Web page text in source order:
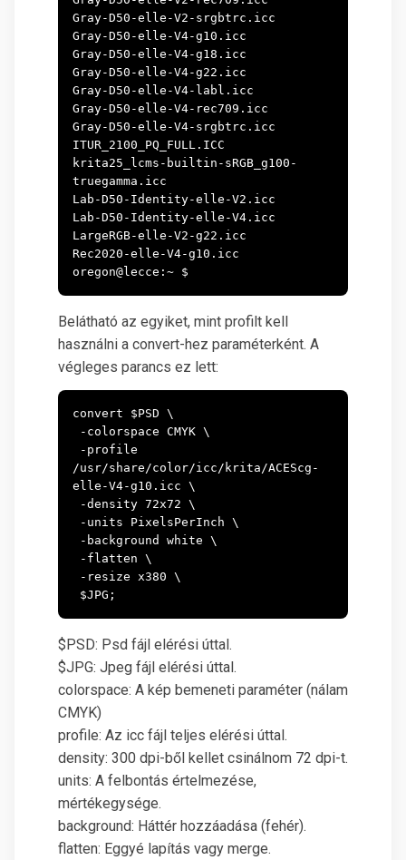
Gray-D50-elle-V2-srgbtrc.icc
Gray-D50-elle-V4-g10.icc
Gray-D50-elle-V4-g18.icc
Gray-D50-elle-V4-g22.icc
Gray-D50-elle-V4-labl.icc
Gray-D50-elle-V4-rec709.icc
Gray-D50-elle-V4-srgbtrc.icc
ITUR_2100_PQ_FULL.ICC
krita25_lcms-builtin-sRGB_g100-
truegamma.icc
Lab-D50-Identity-elle-V2.icc
Lab-D50-Identity-elle-V4.icc
LargeRGB-elle-V2-g22.icc
Rec2020-elle-V4-g10.icc
Belátható az egyiket, mint profilt kell
használni a convert-hez paraméterként. A
végleges parancs ez lett:
convert $PSD \
/usr/share/color/icc/krita/ACEScg-
elle-V4-g10.icc \
$JPG;
$PSD: Psd fájl elérési úttal.
$JPG: Jpeg fájl elérési úttal.
colorspace: A kép bemeneti paraméter (nálam
CMYK)
profile: Az icc fájl teljes elérési úttal.
density: 300 dpi-ből kellet csinálnom 72 dpi-t.
units: A felbontás értelmezése,
mértékegysége.
background: Háttér hozzáadása (fehér).
flatten: Eggyé lapítás vagy merge.